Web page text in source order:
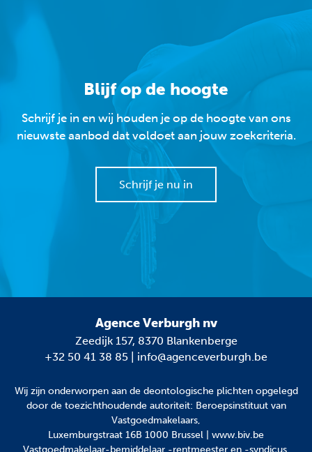
Blijf op de hoogte
Schrijf je in en wij houden je op de hoogte van ons
nieuwste aanbod dat voldoet aan jouw zoekcriteria.
Schrijf je nu in
Agence Verburgh nv
Zeedijk 157, 8370 Blankenberge
+32 50 41 38 85
info@agenceverburgh.be
Wij zijn onderworpen aan de deontologische plichtenopgelegd
door de toezichthoudende autoriteit: Beroepsinstituut van
Vastgoedmakelaars,
Luxemburgstraat 16B 1000 Brussel | www.biv.be
Vastgoedmakelaar-bemiddelaar -rentmeester en -syndicus,